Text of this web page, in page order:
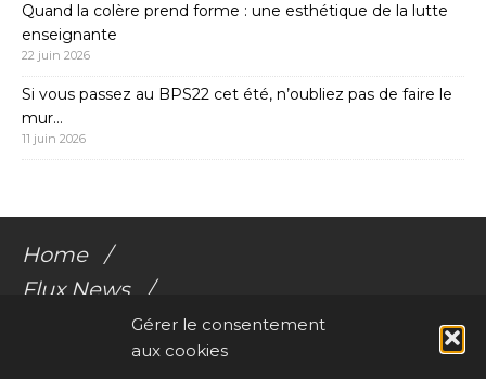
Gérer le consentement
aux cookies
Quand la colère prend forme : une esthétique de la lutte
enseignante
22 juin 2026
Si vous passez au BPS22 cet été, n’oubliez pas de faire le
mur…
11 juin 2026
Home
Flux News
Galerie Flux